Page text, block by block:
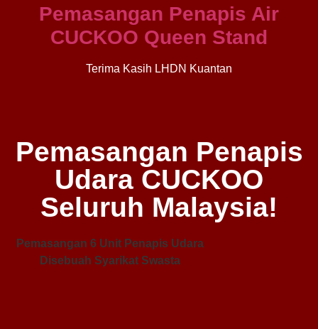
Pemasangan Penapis Air
CUCKOO Queen Stand
Terima Kasih LHDN Kuantan
Pemasangan Penapis
Udara CUCKOO
Seluruh Malaysia!
Pemasangan 6 Unit Penapis Udara
Disebuah Syarikat Swasta